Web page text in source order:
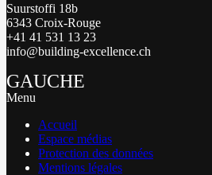
Suurstoffi 18b
6343 Croix-Rouge
+41 41 531 13 23
info@building-excellence.ch
GAUCHE
Menu
Accueil
Espace médias
Protection des données
Mentions légales